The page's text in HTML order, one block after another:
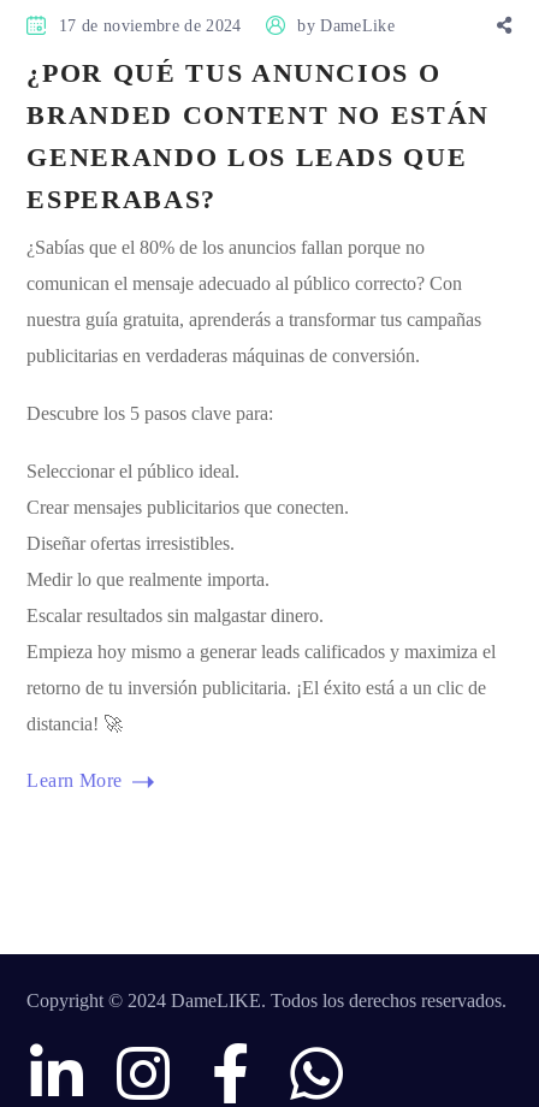
17 de noviembre de 2024 byDameLike
¿POR QUÉ TUS ANUNCIOS O
BRANDED CONTENT NO ESTÁN
GENERANDO LOS LEADS QUE
ESPERABAS?
¿Sabías que el 80% de los anuncios fallan porque no
comunican el mensaje adecuado al público correcto? Con
nuestra guía gratuita, aprenderás a transformar tus campañas
publicitarias en verdaderas máquinas de conversión.
Descubre los 5 pasos clave para:
Seleccionar el público ideal.
Crear mensajes publicitarios que conecten.
Diseñar ofertas irresistibles.
Medir lo que realmente importa.
Escalar resultados sin malgastar dinero.
Empieza hoy mismo a generar leads calificados y maximiza el
retorno de tu inversión publicitaria. ¡El éxito está a un clic de
distancia! 🚀
Learn More
Copyright © 2024 DameLIKE. Todos los derechos reservados.